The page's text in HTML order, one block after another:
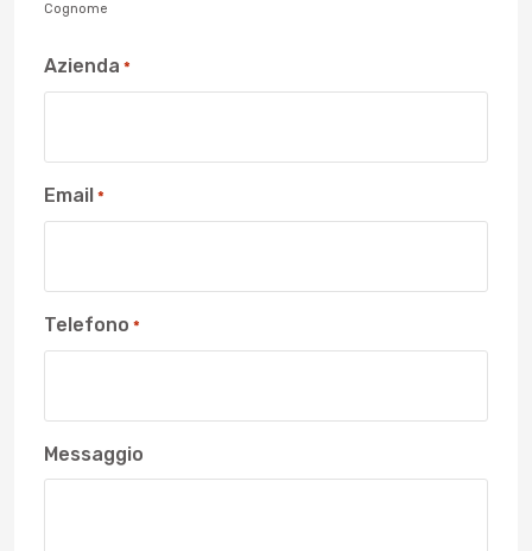
Cognome
Azienda *
Email *
Telefono *
Messaggio